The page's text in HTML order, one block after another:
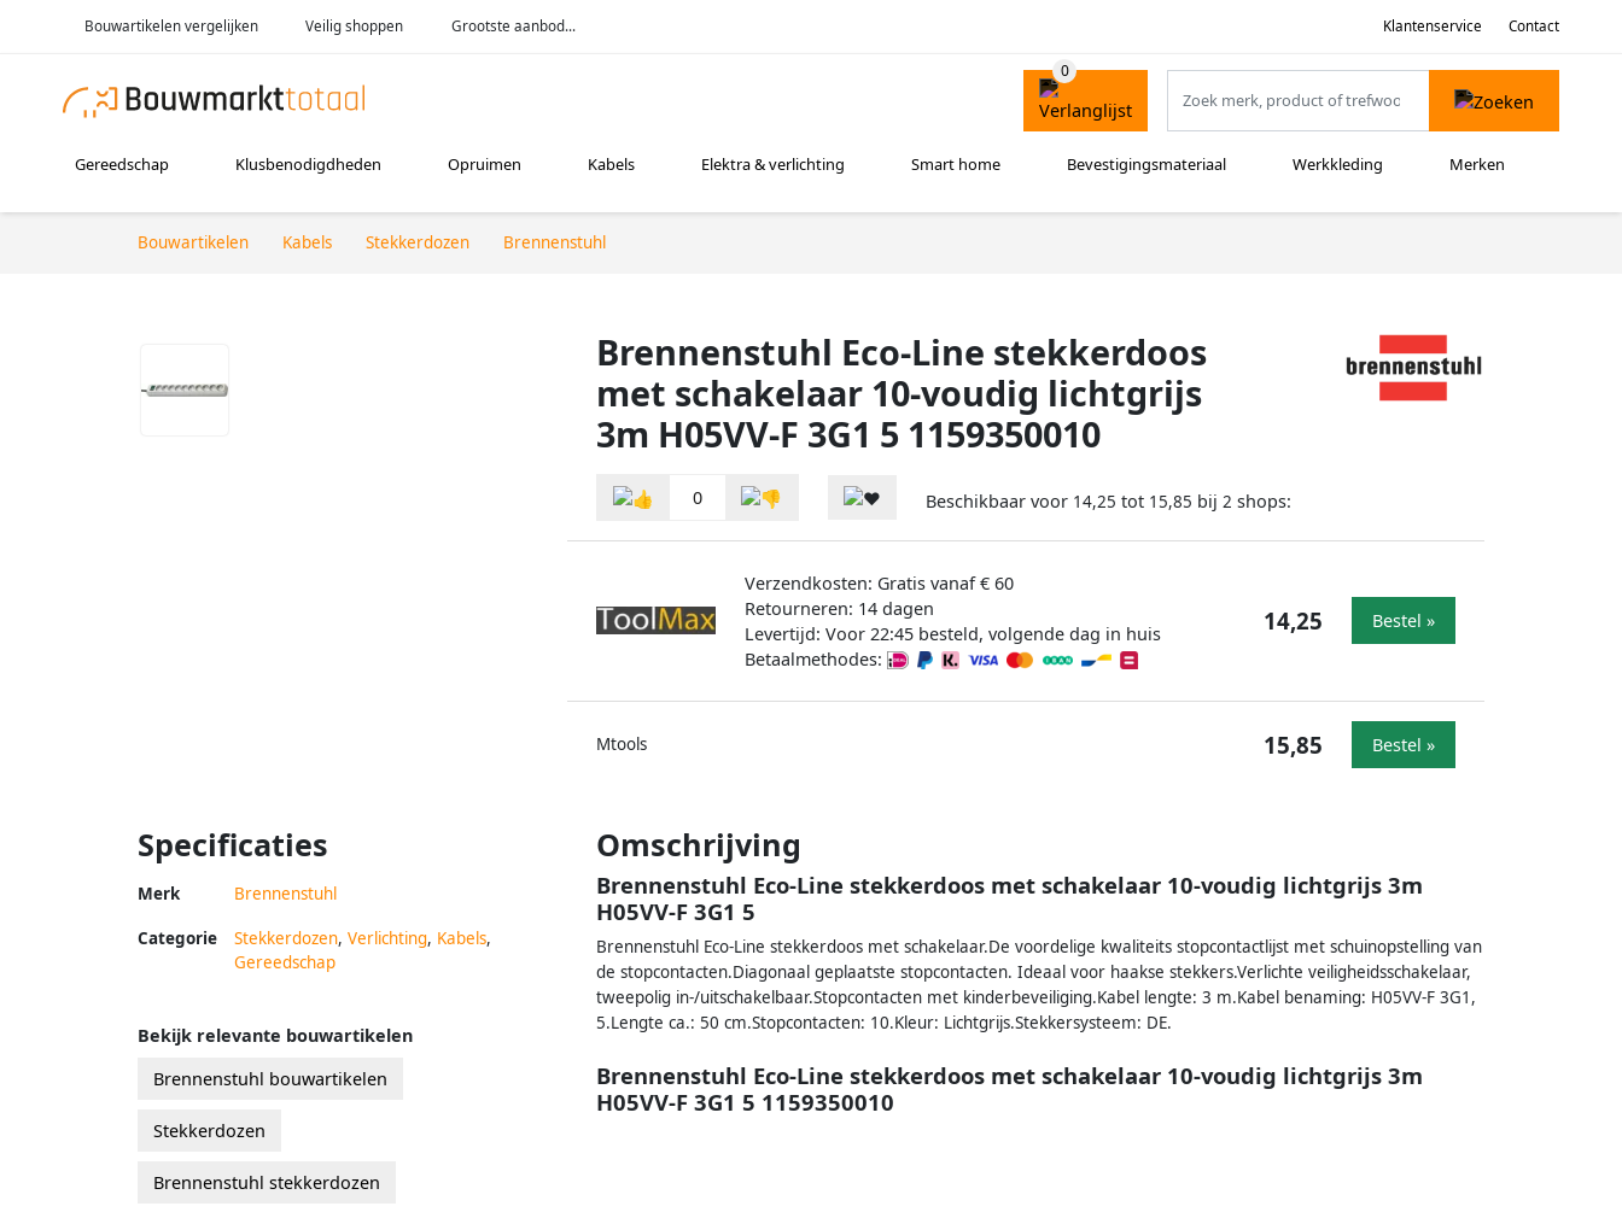
Bouwartikelen vergelijken Veilig shoppen Grootste aanbod... Klantenservice Contact
Gereedschap Klusbenodigdheden Opruimen Kabels Elektra & verlichting Smart home Bevestigingsmateriaal Werkkleding Merken
Bouwartikelen Kabels Stekkerdozen Brennenstuhl
Brennenstuhl Eco-Line stekkerdoos
met schakelaar 10-voudig lichtgrijs
3m H05VV-F 3G1 5 1159350010
0 Beschikbaar voor 14,25 tot 15,85 bij 2 shops:
Verzendkosten: Gratis vanaf € 60
Retourneren: 14 dagen
Levertijd: Voor 22:45 besteld, volgende dag in huis
Betaalmethodes:
14,25 Bestel »
Mtools 15,85 Bestel »
Specificaties
Merk Brennenstuhl
Categorie Stekkerdozen, Verlichting, Kabels,
Gereedschap
Omschrijving
Brennenstuhl Eco-Line stekkerdoos met schakelaar 10-voudig lichtgrijs 3m
H05VV-F 3G1 5
Brennenstuhl Eco-Line stekkerdoos met schakelaar.De voordelige kwaliteits stopcontactlijst met schuinopstelling van
de stopcontacten.Diagonaal geplaatste stopcontacten. Ideaal voor haakse stekkers.Verlichte veiligheidsschakelaar,
tweepolig in-/uitschakelbaar.Stopcontacten met kinderbeveiliging.Kabel lengte: 3 m.Kabel benaming: H05VV-F 3G1,
5.Lengte ca.: 50 cm.Stopcontacten: 10.Kleur: Lichtgrijs.Stekkersysteem: DE.
Brennenstuhl Eco-Line stekkerdoos met schakelaar 10-voudig lichtgrijs 3m
H05VV-F 3G1 5 1159350010
Bekijk relevante bouwartikelen
Brennenstuhl bouwartikelen
Stekkerdozen
Brennenstuhl stekkerdozen